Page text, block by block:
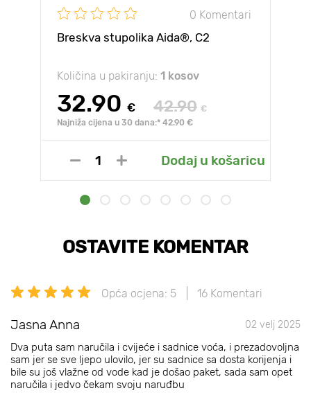
0 Komentari
Breskva stupolika Aida®, C2
Količina u pakiranju: 1 kosov
32.90 € 42.90 €
Najniža cijena u 30 dana:* 42.90 €
Dodaj u košaricu
OSTAVITE KOMENTAR
Opća ocjena: 5 16 Komentari
Jasna Anna 02 velj 2025
Dva puta sam naručila i cvijeće i sadnice voća, i prezadovoljna
sam jer se sve ljepo ulovilo, jer su sadnice sa dosta korijenja i
bile su još vlažne od vode kad je došao paket, sada sam opet
naručila i jedvo čekam svoju naruđbu